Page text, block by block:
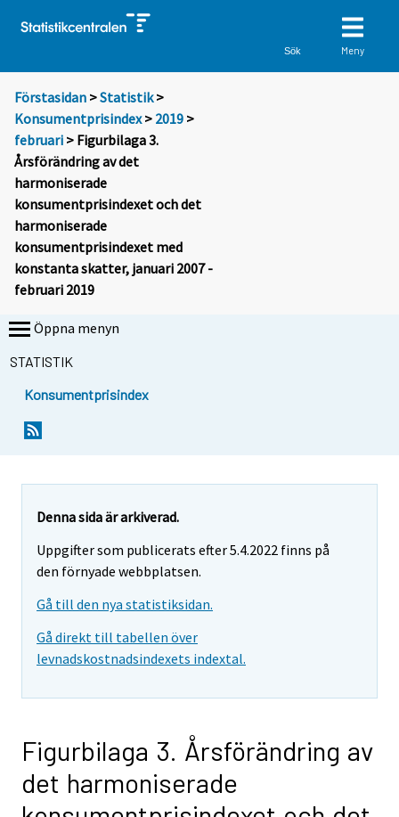
Sök Meny
Förstasidan >Statistik >
Konsumentprisindex> 2019 >
februari > Figurbilaga 3.
Årsförändring av det
harmoniserade
konsumentprisindexet och det
harmoniserade
konsumentprisindexet med
konstanta skatter, januari 2007 -
februari 2019
Öppna menyn
STATISTIK
Konsumentprisindex
Denna sida är arkiverad.
Uppgifter som publicerats efter 5.4.2022 finns på
den förnyade webbplatsen.
Gå till den nya statistiksidan.
Gå direkt till tabellen över
levnadskostnadsindexets indextal.
Figurbilaga 3. Årsförändring av
det harmoniserade